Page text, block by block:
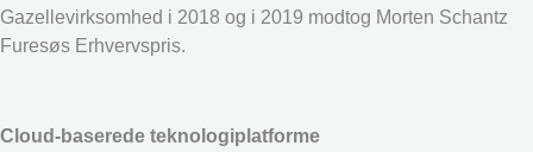
Gazellevirksomhed i 2018 og i 2019 modtog Morten Schantz
Furesøs Erhvervspris.
Cloud-baserede teknologiplatforme